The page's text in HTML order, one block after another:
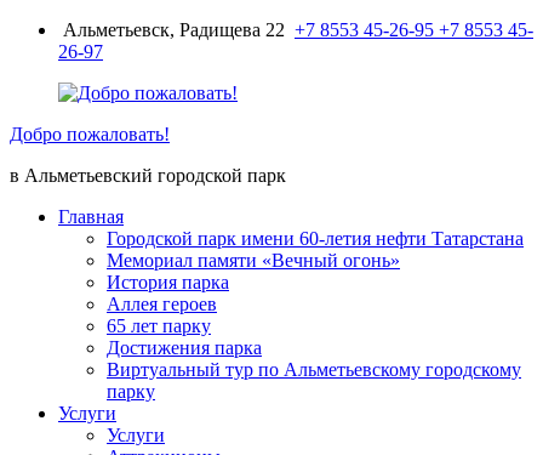
ПерейтиАльметьевск, Радищева 22 +7 8553 45-26-95 +7 8553 45-
26-97
Добро пожаловать!
в Альметьевский городской парк
Главная
Городской парк имени 60-летия нефти Татарстана
Мемориал памяти «Вечный огонь»
История парка
Аллея героев
65 лет парку
Достижения парка
Виртуальный тур по Альметьевскому городскому
парку
Услуги
Услуги